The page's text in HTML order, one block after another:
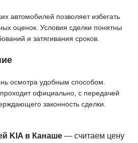
автомобилей позволяет избегать
оценок. Условия сделки понятны
и затягивания сроков.
осмотра удобным способом.
официально, с передачей
законность сделки.
KIA в Канаше— считаем цену